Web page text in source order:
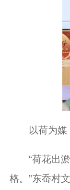
以荷为媒
“荷花出淤
格。”东岙村